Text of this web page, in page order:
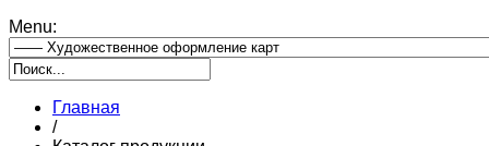
Menu:
Главная
/